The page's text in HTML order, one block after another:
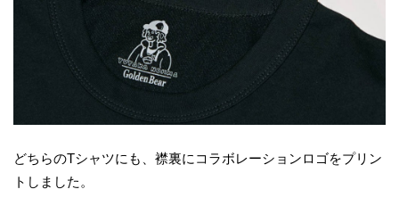
どちらのTシャツにも、襟裏にコラボレーションロゴをプリン
トしました。